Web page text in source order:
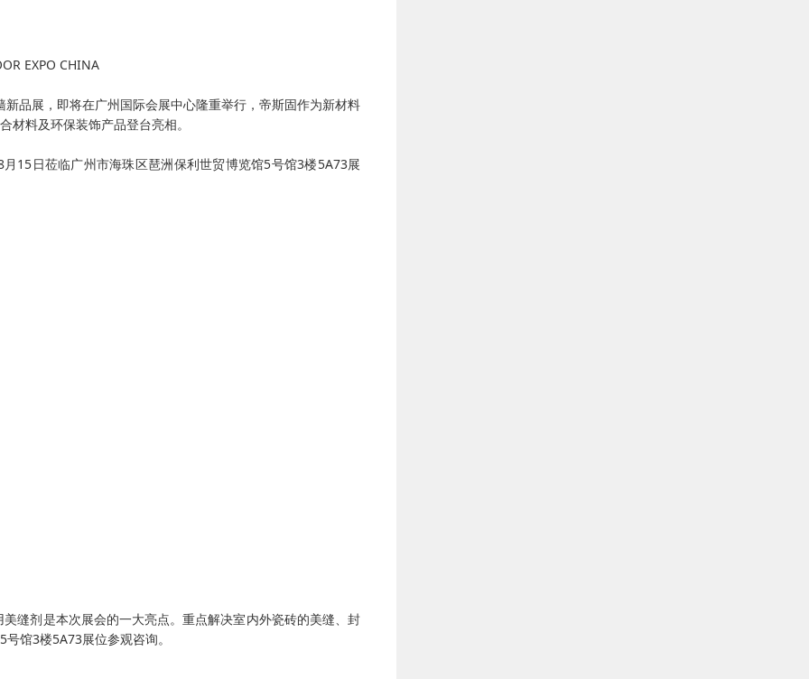
EXPO CHINA
品展，即将在广州国际会展中心隆重举行，帝斯固作为新材料
材料及环保装饰产品登台亮相。
15日莅临广州市海珠区琶洲保利世贸博览馆5号馆3楼5A73展
缝剂是本次展会的一大亮点。重点解决室内外瓷砖的美缝、封
馆3楼5A73展位参观咨询。